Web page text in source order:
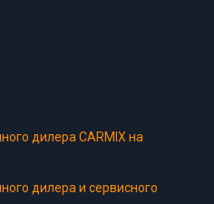
дилера CARMIX на
дилера и сервисного